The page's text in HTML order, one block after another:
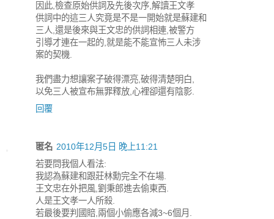
因此,檢查原始供詞及先後次序,解讀王文孝
供詞中的這三人究竟是不是一開始就是蘇建和
三人,還是後來與王文忠的供詞相連,被警方
引導才連在一起的,就是能不能宣怖三人未涉
案的契機.
我們盡力想讓案子破得漂亮,破得清楚明白,
以免三人被宣布無罪釋放,心裡卻還有陰影.
回覆
匿名 2010年12月5日 晚上11:21
若要問我個人看法:
我認為蘇建和跟莊林勳完全不在場.
王文忠在外把風,劉秉郎進去偷東西.
人是王文孝一人所殺.
若最後要判國賠,兩個小偷應各減3~6個月.